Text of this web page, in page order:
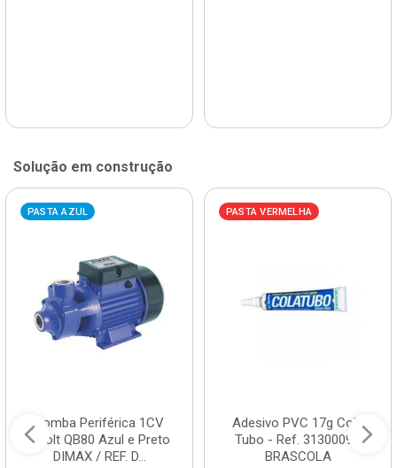
Solução em construção
PASTA AZUL
Bomba Periférica 1CV
Bivolt QB80 Azul e Preto
DIMAX / REF. D...
PASTA VERMELHA
Adesivo PVC 17g Cola
Tubo - Ref. 3130009 -
BRASCOLA